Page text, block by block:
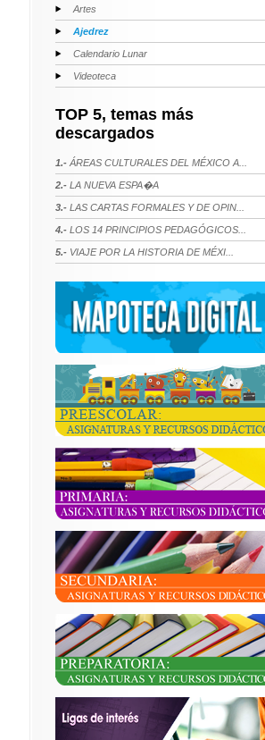
Artes
Ajedrez
Calendario Lunar
Videoteca
TOP 5, temas más
descargados
1.- ÁREAS CULTURALES DEL MÉXICO A...
2.- LA NUEVA ESPA�A
3.- LAS CARTAS FORMALES Y DE OPIN...
4.- LOS 14 PRINCIPIOS PEDAGÓGICOS...
5.- VIAJE POR LA HISTORIA DE MÉXI...